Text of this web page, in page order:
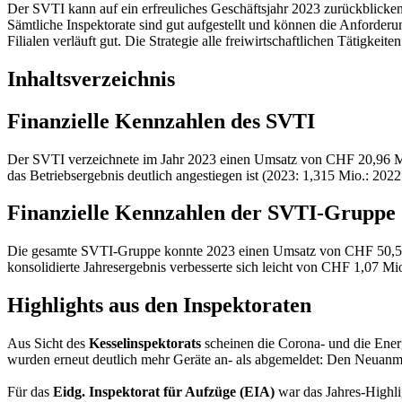
Der SVTI kann auf ein erfreuliches Geschäftsjahr 2023
Sämtliche Inspektorate sind gut aufgestellt und können die
Filialen verläuft gut. Die Strategie alle freiwirtschaftlichen
Inhaltsverzeichnis
Finanzielle Kennzahlen des SVTI
Der SVTI verzeichnete im Jahr 2023 einen Umsatz von CHF 20,96
das Betriebsergebnis deutlich angestiegen ist (2023: 1,315 Mio.:
Finanzielle Kennzahlen der SVTI-Gruppe
Die gesamte SVTI-Gruppe konnte 2023 einen Umsatz von CHF
konsolidierte Jahresergebnis verbesserte sich leicht von CHF 1,07
Highlights aus den Inspektoraten
Aus Sicht des Kesselinspektorats scheinen die Corona- und die
wurden erneut deutlich mehr Geräte an- als abgemeldet: Den
Für das Eidg. Inspektorat für Aufzüge (EIA) war das Jahres-